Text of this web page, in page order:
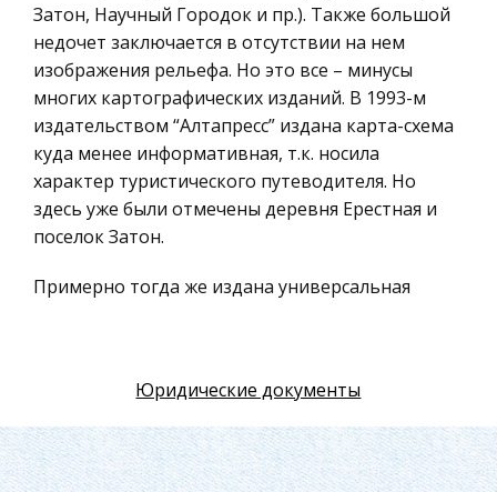
Искусство
Физкультура и Спорт, Здоровье
Гражданская оборона
Геология
Религия
Уголовный процесс
Таможенное право
Материаловедение
Экскурсии и туризм
Затон, Научный Городок и пр.). Также большой
недочет заключается в отсутствии на нем
изображения рельефа. Но это все – минусы
многих картографических изданий. В 1993-м
издательством “Алтапресс” издана карта-схема
куда менее информативная, т.к. носила
характер туристического путеводителя. Но
здесь уже были отмечены деревня Ерестная и
поселок Затон.
Примерно тогда же издана универсальная
неправильно накладывались друг на друга); не
показана восточная окраина города; чрезмерно
схематичное изображение. В 1998-м
Новосибирской картографической фабрикой
Юридические документы